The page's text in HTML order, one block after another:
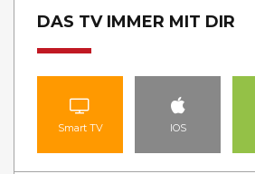
DAS TV IMMER MIT DIR
Smart TV IOS